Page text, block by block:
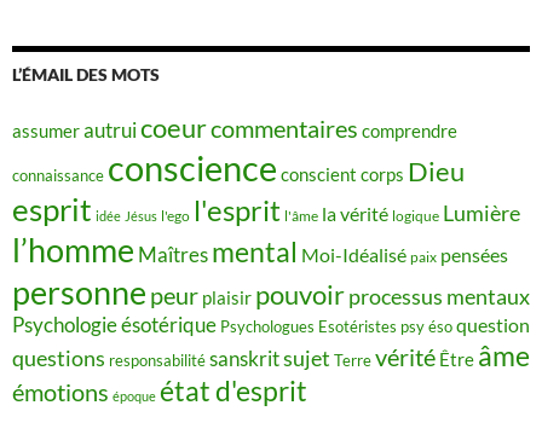
L’ÉMAIL DES MOTS
assumerautruicoeurcommentaires comprendre
connaissance conscience conscient corps Dieu
esprit idée Jésus l'ego l'esprit l'âme la vérité logique Lumière
l’homme Maîtres mental Moi-Idéalisé paix pensées
personne peur plaisir pouvoirprocessus mentaux
Psychologie ésotérique Psychologues Esotéristes psy ésoquestion
questions responsabilitésanskritsujet Terrevérité Être âme
émotions époque état d'esprit